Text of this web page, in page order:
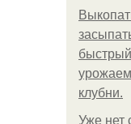
клубни.
Уже нет